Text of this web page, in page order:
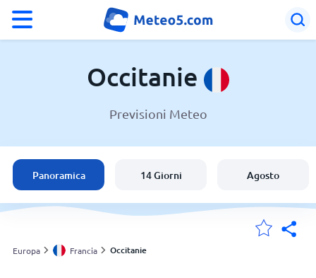
Francia
Italia
Svizzera
Occitanie
Previsioni Meteo
Panoramica 14 Giorni Agosto
Europa Francia Occitanie